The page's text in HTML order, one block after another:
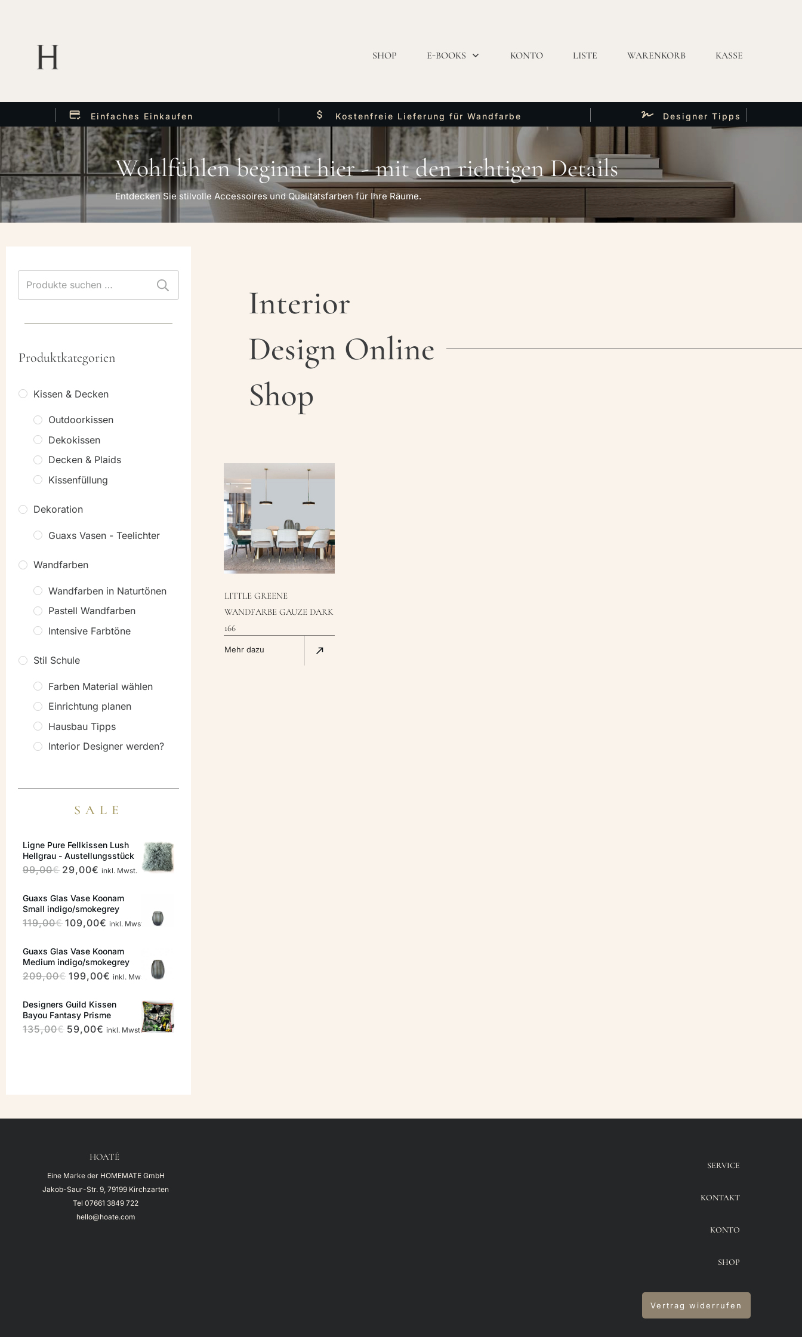
SHOP E-BOOKS KONTO LISTE WARENKORB KASSE
Einfaches Einkaufen Kostenfreie Lieferung für Wandfarbe Designer Tipps
Wohlfühlen beginnt hier - mit den richtigen Details
Entdecken Sie stilvolle Accessoires und Qualitätsfarben für Ihre Räume.
Interior
Design Online
Shop
LITTLE GREENE
WANDFARBE GAUZE DARK
166
Mehr dazu
nach:
Produktkategorien
Kissen & Decken
Outdoorkissen
Dekokissen
Decken & Plaids
Kissenfüllung
Dekoration
Guaxs Vasen - Teelichter
Wandfarben
Wandfarben in Naturtönen
Pastell Wandfarben
Intensive Farbtöne
Stil Schule
Farben Material wählen
Einrichtung planen
Hausbau Tipps
Interior Designer werden?
SALE
Ligne Pure Fellkissen Lush
Hellgrau - Austellungsstück
99,00€ Ursprünglicher
war:
99,00€
29,00€ Aktueller
ist:
29,00€.
inkl. Mwst.
Guaxs Glas Vase Koonam
Small indigo/smokegrey
119,00€ Ursprünglicher
war:
119,00€
109,00€ Aktueller
ist:
109,00€.
inkl. Mwst.
Guaxs Glas Vase Koonam
Medium indigo/smokegrey
209,00€ Ursprünglicher
war:
209,00€
199,00€ Aktueller
ist:
199,00€.
inkl. Mwst.
Designers Guild Kissen
Bayou Fantasy Prisme
135,00€ Ursprünglicher
59,00€ Aktueller
inkl. Mwst.
HOATÉ
Eine Marke der HOMEMATE GmbH
Jakob-Saur-Str. 9, 79199 Kirchzarten
Tel07661 3849 722
hello@hoate.com
SERVICE
KONTAKT
KONTO
SHOP
Vertrag widerrufen